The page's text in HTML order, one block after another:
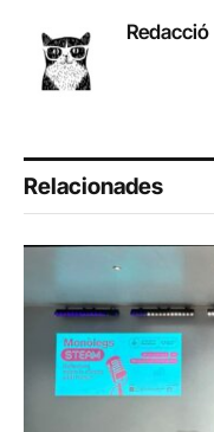
Redacció
Relacionades